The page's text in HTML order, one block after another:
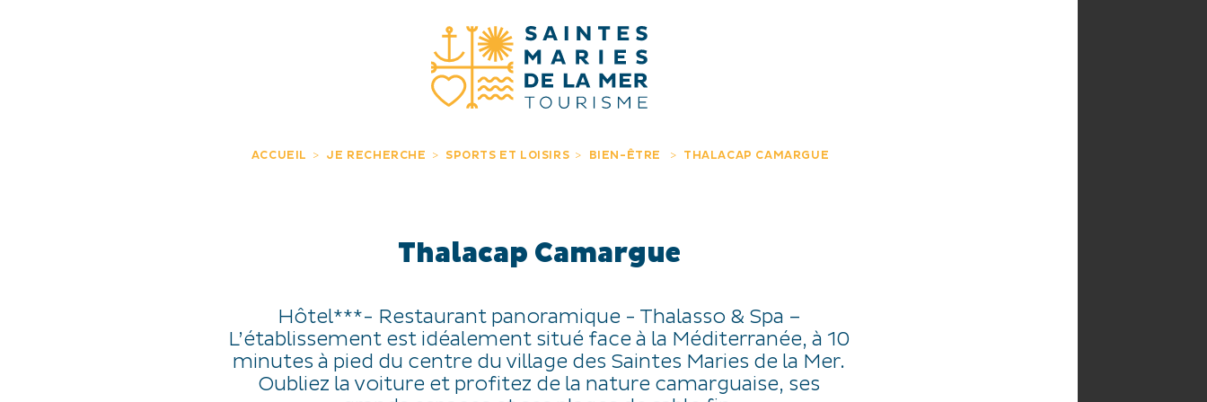
ACCUEIL JE RECHERCHE SPORTS ET LOISIRS BIEN-ÊTRE THALACAP CAMARGUE
Thalacap Camargue
Hôtel***- Restaurant panoramique - Thalasso & Spa –
L’établissement est idéalement situé face à la Méditerranée, à 10
minutes à pied du centre du village des Saintes Maries de la Mer.
Oubliez la voiture et profitez de la nature camarguaise, ses